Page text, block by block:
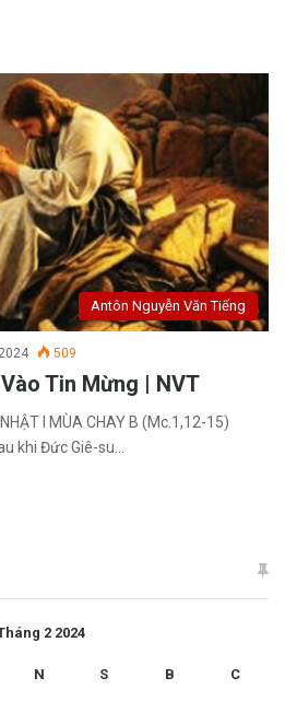
Antôn Nguyễn Văn Tiếng
509
Tin Mừng | NVT
I MÙA CHAY B (Mc.1,12-15)
khi Đức Giê-su…
2 2024
N S B C